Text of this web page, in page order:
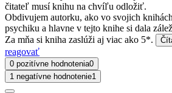
čitateľ musí knihu na chvíľu odložiť.
Obdivujem autorku, ako vo svojich
psychiku a hlavne v tejto knihe si dala
Za mňa si kniha zaslúži aj viac ako 5*.
reagovať
0 pozitívne hodnotenia0
1 negatívne hodnotenie1